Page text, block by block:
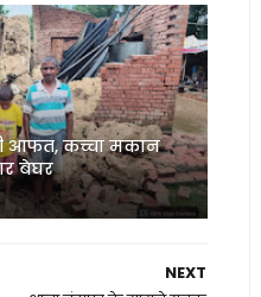
आफत, कच्चा मकान
बेघर
NEXT